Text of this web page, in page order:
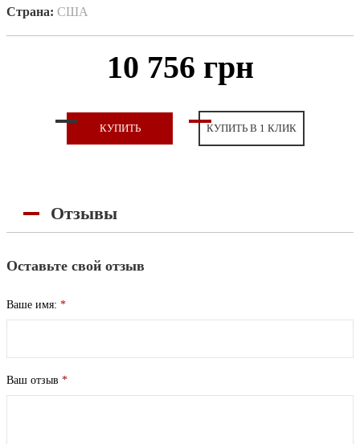
Страна: США
10 756 грн
КУПИТЬ КУПИТЬ В 1 КЛИК
Отзывы
Оставьте свой отзыв
Ваше имя: *
Ваш отзыв *